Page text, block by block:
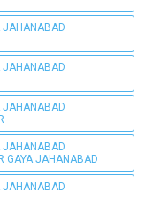
JAHANABAD
JAHANABAD
JAHANABAD
JAHANABAD
GAYA JAHANABAD
JAHANABAD